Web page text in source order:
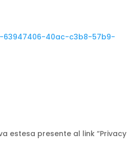
40ac-c3b8-57b9-
estesa presente al link “Privacy